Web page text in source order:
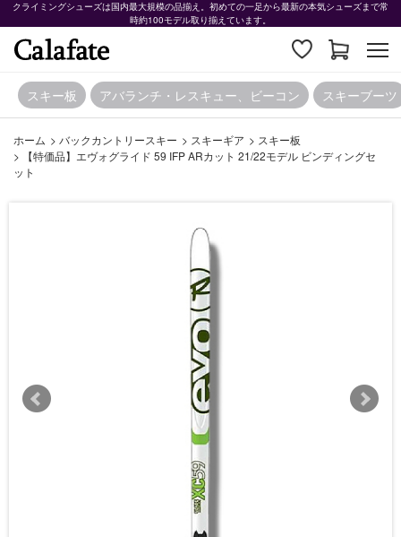
クライミングシューズは国内最大規模の品揃え。初めての一足から最新の本気シューズまで常
時約100モデル取り揃えています。
スキー板 アバランチ・レスキュー、ビーコン スキーブーツ
ホーム > バックカントリースキー > スキーギア > スキー板
>
【特価品】エヴォグライド 59 IFP ARカット 21/22モデル ビンディングセ
ット